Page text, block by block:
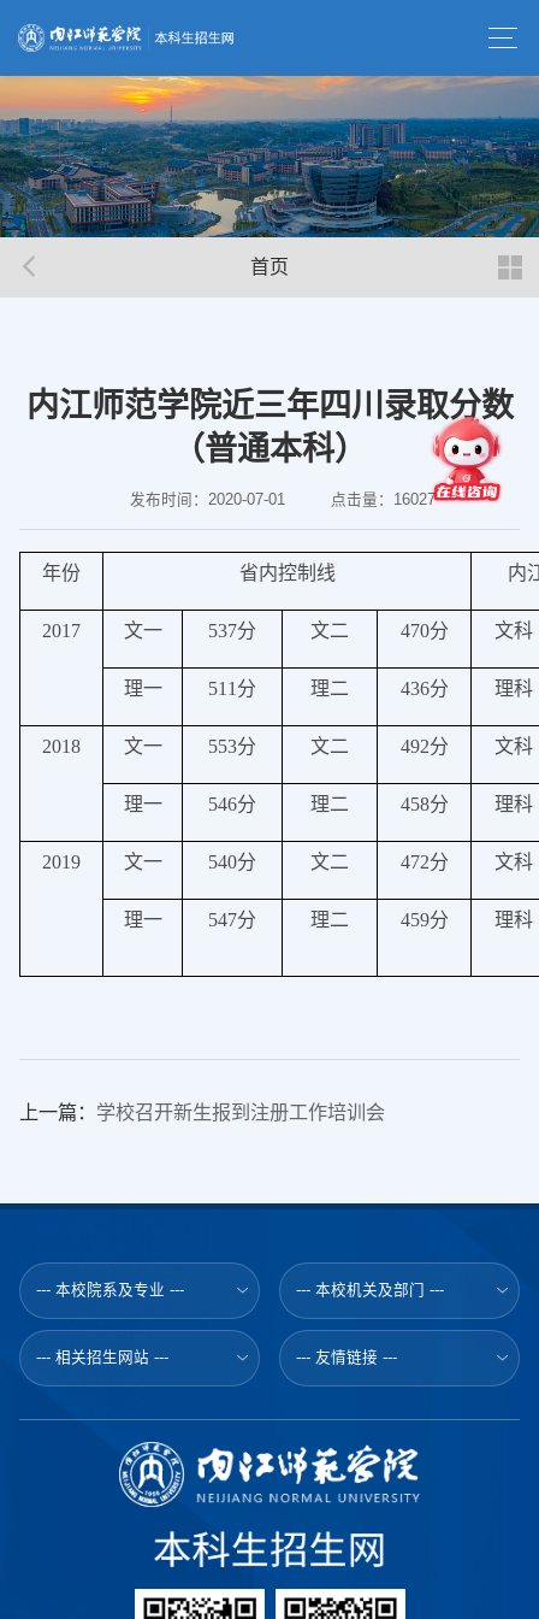
首页
内江师范学院近三年四川录取分数
（普通本科）
发布时间：2020-07-01 点击量： 16027
年份 省内控制线 内
2017 文一 537分 文二 470分 文科
理一 511 分 理二 436分 理科
2018 文一 553分 文二 492分 文科
理一 546分 理二 458分 理科
2019 文一 540分 文二 472分 文科
理一 547分 理二 459分 理科
上一篇： 学校召开新生报到注册工作培训会
--- 本校院系及专业 --- --- 本校机关及部门 ---
--- 相关招生网站 --- --- 友情链接 ---